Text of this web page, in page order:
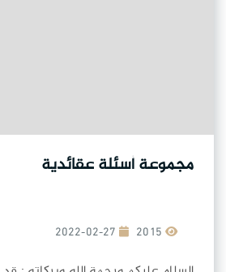
مجموعة أسئلة عقائدية
2022-02-27